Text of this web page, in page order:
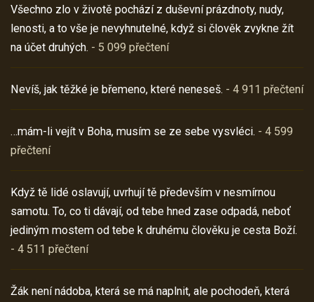
Všechno zlo v životě pochází z duševní prázdnoty, nudy,
lenosti, a to vše je nevyhnutelné, když si člověk zvykne žít
na účet druhých. - 5 099 přečtení
Nevíš, jak těžké je břemeno, které neneseš. - 4 911 přečtení
…mám-li vejít v Boha, musím se ze sebe vysvléci. - 4 599
přečtení
Když tě lidé oslavují, uvrhují tě především v nesmírnou
samotu. To, co ti dávají, od tebe hned zase odpadá, neboť
jediným mostem od tebe k druhému člověku je cesta Boží.
- 4 511 přečtení
Žák není nádoba, která se má naplnit, ale pochodeň, která